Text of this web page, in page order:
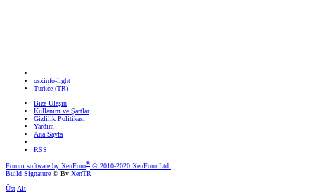
osxinfo-light
Turkce (TR)
Bize Ulaşın
Kullanım ve Şartlar
Gizlilik Politikası
Yardım
Ana Sayfa
RSS
Forum software by XenForo® © 2010-2020 XenForo Ltd.
Build Signature © By XenTR
ÜstAlt